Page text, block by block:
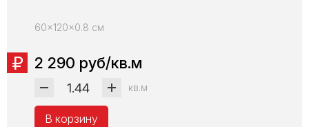
60x120x0.8 см
2 290 руб/кв.м
кв.м
В корзину